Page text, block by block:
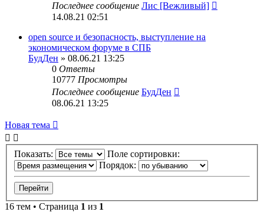
Последнее сообщение Лис [Вежливый]
14.08.21 02:51
open source и безопасность, выступление на
экономическом форуме в СПБ
БудДен » 08.06.21 13:25
0 Ответы
10777 Просмотры
Последнее сообщение БудДен
08.06.21 13:25
Новая тема
Показать:
Поле сортировки:
Порядок:
16 тем • Страница 1 из 1